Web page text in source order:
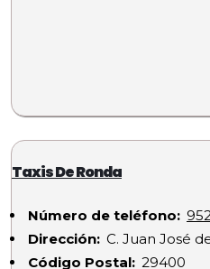
Taxis De Ronda
Número de teléfono:
Dirección: C. Juan José
Código Postal: 29400